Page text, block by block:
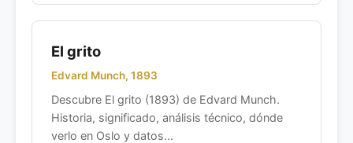
El grito
Edvard Munch, 1893
Descubre El grito (1893) de Edvard Munch.
Historia, significado, análisis técnico, dónde
verlo en Oslo y datos...